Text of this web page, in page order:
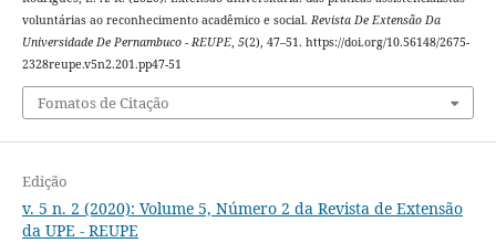
voluntárias ao reconhecimento acadêmico e social. Revista De Extensão Da
Universidade De Pernambuco - REUPE, 5(2), 47–51. https://doi.org/10.56148/2675-
2328reupe.v5n2.201.pp47-51
Fomatos de Citação
Edição
v. 5 n. 2 (2020): Volume 5, Número 2 da Revista de Extensão
da UPE - REUPE